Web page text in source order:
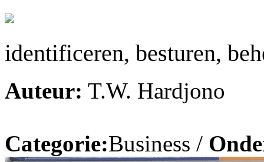
identificeren, besturen,
Auteur: T.W. Hardjono
Categorie:Business /